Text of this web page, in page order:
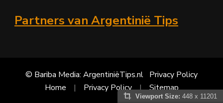
Partners van Argentinië Tips
© Bariba Media: ArgentiniëTips.nl Privacy Policy
Home
Privacy Policy Sitemap
Viewport Size: 448 x 11201